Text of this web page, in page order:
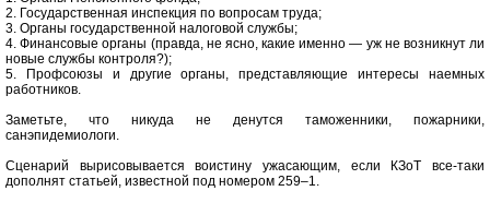
2. Государственная инспекция по вопросам труда;
3. Органы государственной налоговой службы;
4. Финансовые органы (правда, не ясно, какие именно — уж не возникнут ли
новые службы контроля?);
5. Профсоюзы и другие органы, представляющие интересы наемных
работников.
Заметьте, что никуда не денутся таможенники, пожарники,
санэпидемиологи.
Сценарий вырисовывается воистину ужасающим, если КЗоТ все-таки
дополнят статьей, известной под номером 259–1.